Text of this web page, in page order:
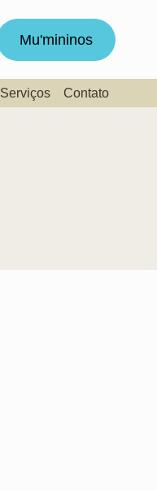
Mu'mininos
Serviços Contato